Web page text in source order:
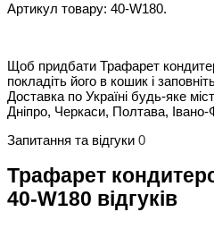
Артикул товару: 40-W180.
Щоб придбати Трафарет
покладіть його в кошик і
Доставка по Україні будь-яке
Дніпро, Черкаси, Полтава, Івано-
Запитання та відгуки 0
Трафарет
40-W180 відгуків